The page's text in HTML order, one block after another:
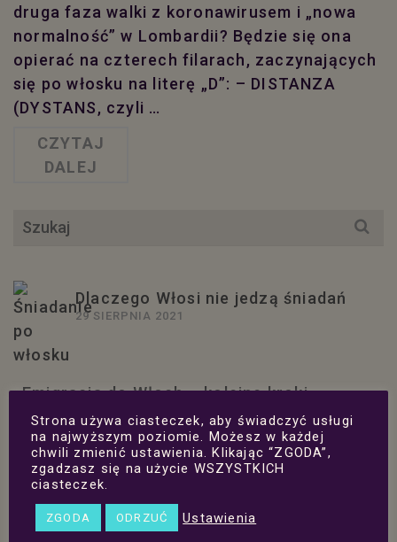
druga faza walki z koronawirusem i „nowa
normalność” w Lombardii? Będzie się ona
opierać na czterech filarach, zaczynających
się po włosku na literę „D”: – DISTANZA
(DYSTANS, czyli …
CZYTAJ
DALEJ
Szukaj
Dlaczego Włosi nie jedzą śniadań
29 SIERPNIA 2021
Emigracja do Włoch – kolejne kroki
Przemieszczanie się – możliwości,
ograniczenia i wyjątki
18 MARCA 2021
Trzecie święta w pandemii
15 MARCA 2021
Strona używa ciasteczek, aby świadczyć usługi
na najwyższym poziomie. Możesz w każdej
chwili zmienić ustawienia. Klikając “ZGODA”,
zgadzasz się na użycie WSZYSTKICH
ciasteczek.
ZGODA ODRZUĆ Ustawienia